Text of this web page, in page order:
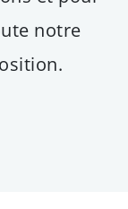
notre